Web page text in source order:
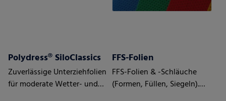
Polydress® SiloClassics
Zuverlässige Unterziehfolien
für moderate Wetter- und
FFS-Folien
FFS-Folien & -Schläuche
(Formen, Füllen, Siegeln).